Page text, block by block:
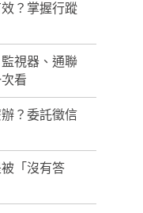
？掌握行蹤
視器、通聯
看
？委託徵信
「沒有答